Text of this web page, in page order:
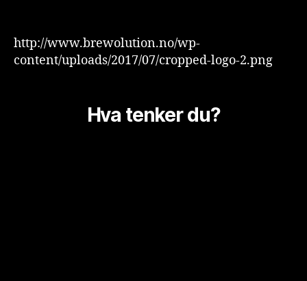
http://www.brewolution.no/wp-
content/uploads/2017/07/cropped-logo-2.png
Hva tenker du?